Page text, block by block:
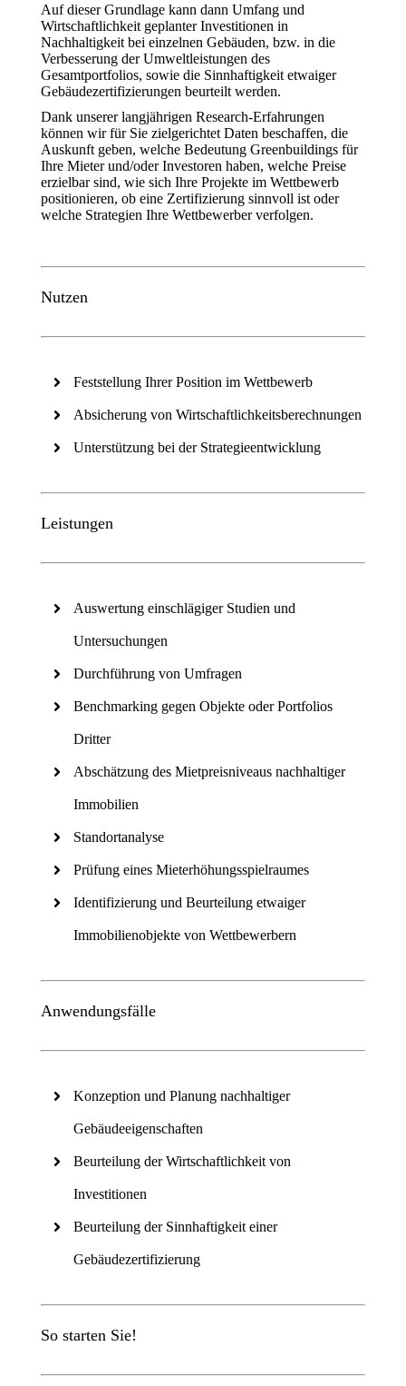
Auf dieser Grundlage kann dann Umfang und
Wirtschaftlichkeit geplanter Investitionen in
Nachhaltigkeit bei einzelnen Gebäuden, bzw. in die
Verbesserung der Umweltleistungen des
Gesamtportfolios, sowie die Sinnhaftigkeit etwaiger
Gebäudezertifizierungen beurteilt werden.
Dank unserer langjährigen Research-Erfahrungen
können wir für Sie zielgerichtet Daten beschaffen, die
Auskunft geben, welche Bedeutung Greenbuildings für
Ihre Mieter und/oder Investoren haben, welche Preise
erzielbar sind, wie sich Ihre Projekte im Wettbewerb
positionieren, ob eine Zertifizierung sinnvoll ist oder
welche Strategien Ihre Wettbewerber verfolgen.
Nutzen
Feststellung Ihrer Position im Wettbewerb
Absicherung von Wirtschaftlichkeitsberechnungen
Unterstützung bei der Strategieentwicklung
Leistungen
Auswertung einschlägiger Studien und
Untersuchungen
Durchführung von Umfragen
Benchmarking gegen Objekte oder Portfolios
Dritter
Abschätzung des Mietpreisniveaus nachhaltiger
Immobilien
Standortanalyse
Prüfung eines Mieterhöhungsspielraumes
Identifizierung und Beurteilung etwaiger
Immobilienobjekte von Wettbewerbern
Anwendungsfälle
Konzeption und Planung nachhaltiger
Gebäudeeigenschaften
Beurteilung der Wirtschaftlichkeit von
Investitionen
Beurteilung der Sinnhaftigkeit einer
Gebäudezertifizierung
So starten Sie!